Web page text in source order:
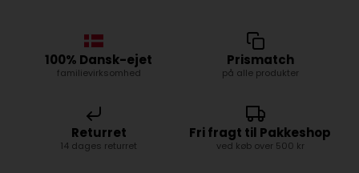
100% Dansk-ejet
familievirksomhed
Prismatch
på alle produkter
Returret
14 dages returret
Fri fragt til Pakkeshop
ved køb over 500 kr